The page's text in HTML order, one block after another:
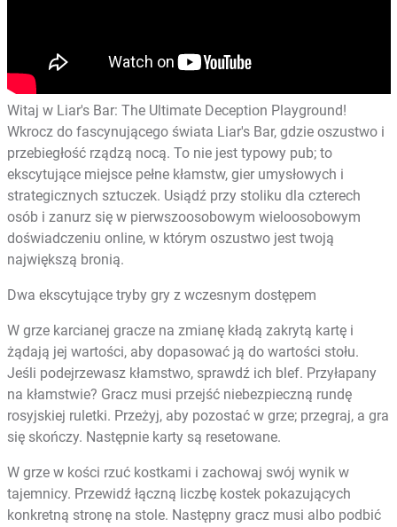
Witaj w Liar's Bar: The Ultimate Deception Playground!
Wkrocz do fascynującego świata Liar's Bar, gdzie oszustwo i
przebiegłość rządzą nocą. To nie jest typowy pub; to
ekscytujące miejsce pełne kłamstw, gier umysłowych i
strategicznych sztuczek. Usiądź przy stoliku dla czterech
osób i zanurz się w pierwszoosobowym wieloosobowym
doświadczeniu online, w którym oszustwo jest twoją
największą bronią.
Dwa ekscytujące tryby gry z wczesnym dostępem
W grze karcianej gracze na zmianę kładą zakrytą kartę i
żądają jej wartości, aby dopasować ją do wartości stołu.
Jeśli podejrzewasz kłamstwo, sprawdź ich blef. Przyłapany
na kłamstwie? Gracz musi przejść niebezpieczną rundę
rosyjskiej ruletki. Przeżyj, aby pozostać w grze; przegraj, a gra
się skończy. Następnie karty są resetowane.
W grze w kości rzuć kostkami i zachowaj swój wynik w
tajemnicy. Przewidź łączną liczbę kostek pokazujących
konkretną stronę na stole. Następny gracz musi albo podbić